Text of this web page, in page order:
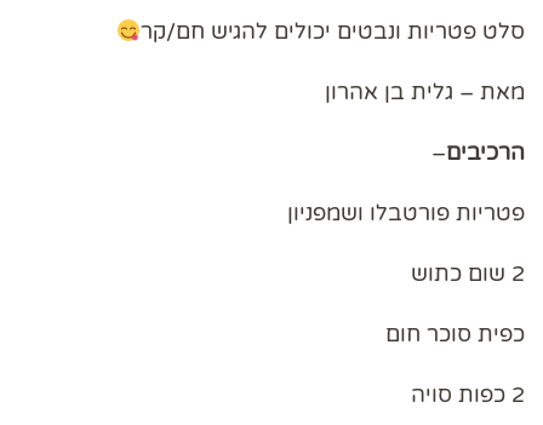
סלט פטריות ונבטים יכולים להגיש חם/קר
מאת – גלית בן אהרון
הרכיבים–
פטריות פורטבלו ושמפניון
2 שום כתוש
כפית סוכר חום
2 כפות סויה